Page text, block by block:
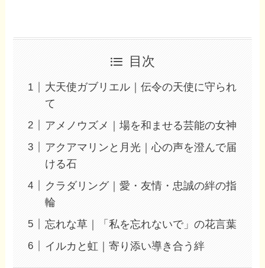
目次
大天使ガブリエル｜伝令の天使に守られ
て
アメノウズメ｜場を和ませる芸能の女神
アクアマリンと月光｜心の声を澄んで届
ける石
クラダリング｜愛・友情・忠誠の絆の指
輪
忘れな草｜「私を忘れないで」の花言葉
イルカと虹｜寄り添い導き合う絆